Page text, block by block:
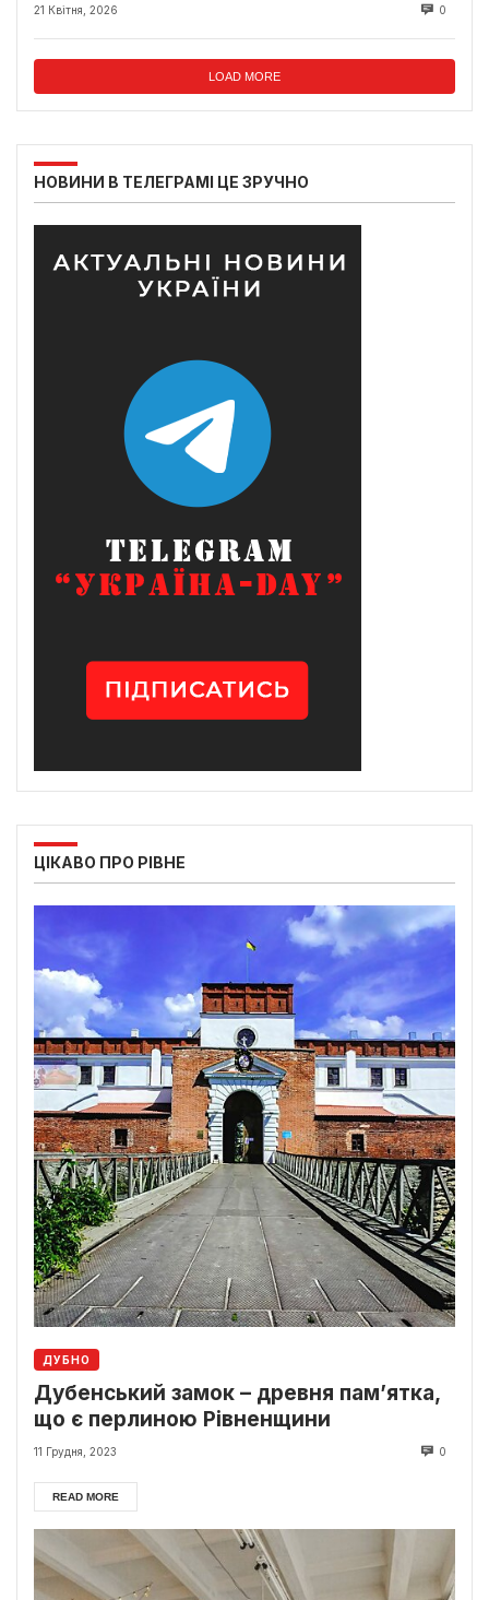
21 Квітня, 2026 0
LOAD MORE
НОВИНИ В ТЕЛЕГРАМІ ЦЕ ЗРУЧНО
ЦІКАВО ПРО РІВНЕ
ДУБНО
Дубенський замок – древня пам’ятка,
що є перлиною Рівненщини
11 Грудня, 2023 0
READ MORE